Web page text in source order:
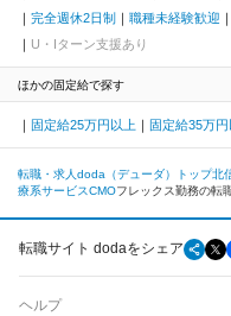
完全週休2日制
職種未経験歓迎
U・Iターン支援あり
ほかの固定給で探す
固定給25万円以上 固定給35万円
転職・求人doda（デューダ）トップ北
療系サービスCMOフレックス勤務の転
転職サイト dodaをシェア
ヘルプ